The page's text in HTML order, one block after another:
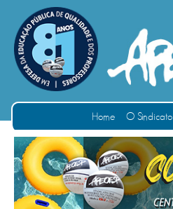
Home O Sindicato